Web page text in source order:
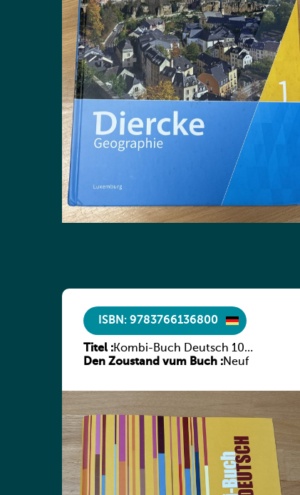
ISBN: 9783766136800
Titel :Kombi-Buch Deutsch 10
Arbeitsheft
Den Zoustand vum Buch :Neuf